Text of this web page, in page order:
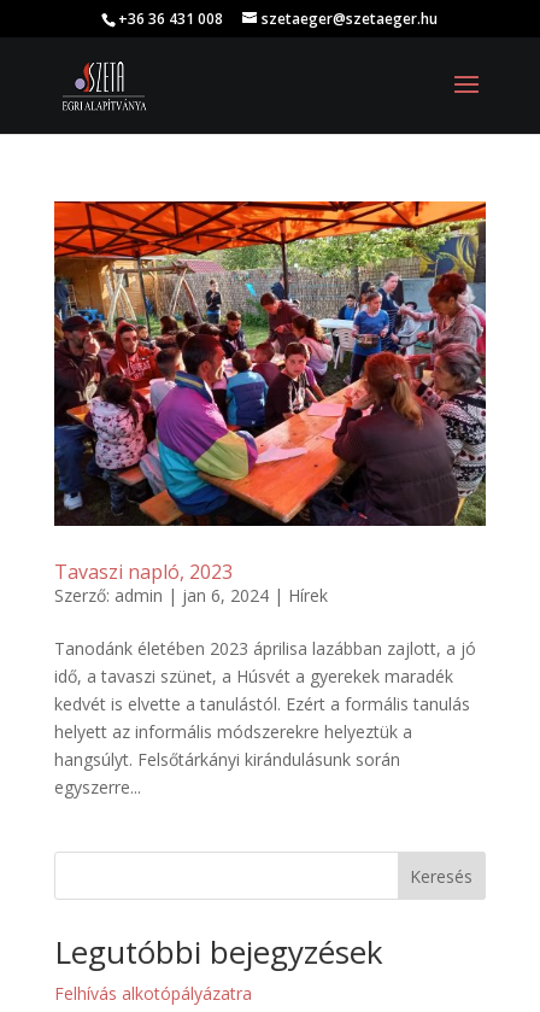
+36 36 431 008 szetaeger@szetaeger.hu
Tavaszi napló, 2023
Szerző: admin | jan 6, 2024| Hírek
Tanodánk életében 2023 áprilisa lazábban zajlott, a jó
idő, a tavaszi szünet, a Húsvét a gyerekek maradék
kedvét is elvette a tanulástól. Ezért a formális tanulás
helyett az informális módszerekre helyeztük a
hangsúlyt. Felsőtárkányi kirándulásunk során
egyszerre...
Keresés
Legutóbbi bejegyzések
Felhívás alkotópályázatra